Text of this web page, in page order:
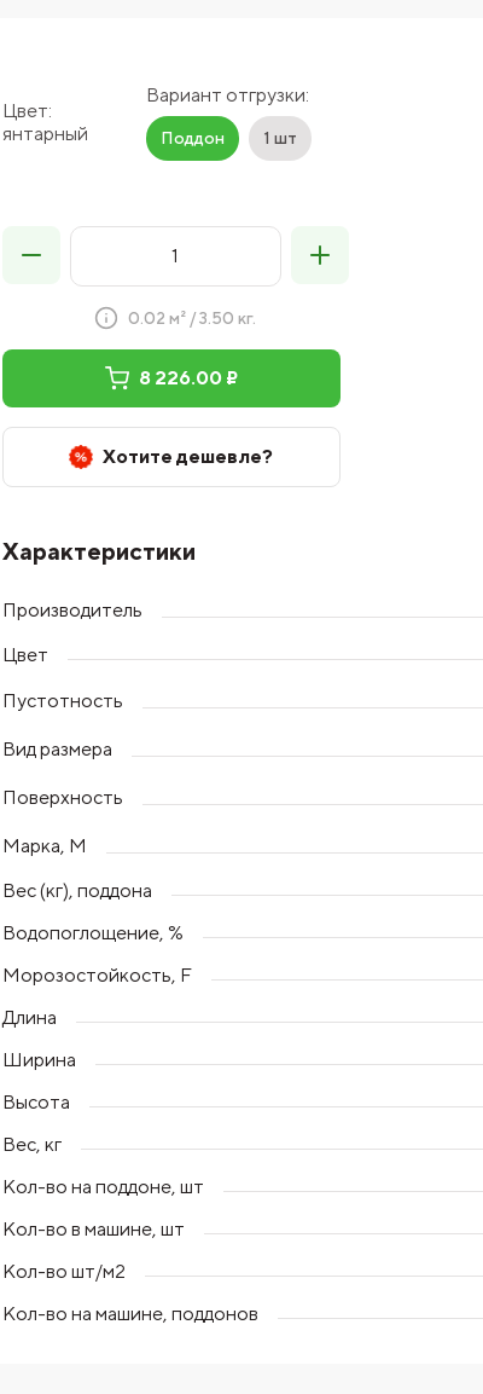
Цвет:
янтарный
Вариант отгрузки:
Поддон 1 шт
0.02 м² / 3.50 кг.
8 226.00 ₽
Хотите дешевле?
Характеристики
Производитель
Цвет
Пустотность
Вид размера
Поверхность
Марка, М
Вес (кг), поддона
Водопоглощение, %
Морозостойкость, F
Длина
Ширина
Высота
Вес, кг
Кол-во на поддоне, шт
Кол-во в машине, шт
Кол-во шт/м2
Кол-во на машине, поддонов